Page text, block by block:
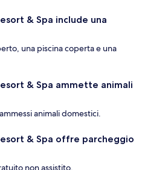
& Spa include una
una piscina coperta e una
& Spa ammette animali
animali domestici.
& Spa offre parcheggio
non assistito.